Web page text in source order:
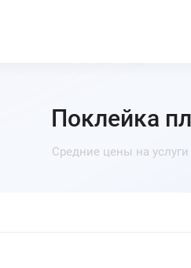
Поклейка
Средние цены на